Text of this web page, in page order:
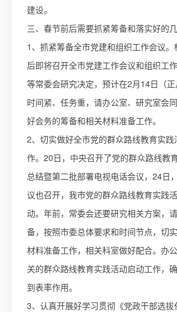
建设。
三、春节前后需要抓紧筹备和落实好的
1、抓紧筹备全市党建和组织工作会议
后即将召开全市党建工作会议和组织工
等常委会研究决定，预计在2月14日（正
时间紧、任务重，请办公室、研究室会
好会务的筹备和相关材料准备工作。
2、切实做好全市党的群众路线教育实践
作。20日，中央召开了党的群众路线教
总结暨第二批部署电视电话会议，24日
议也召开，我市党的群众路线教育实践
动。年前，常委会还要研究相关方案，
备，按照市委总体要求和时间节点，切实
材料准备工作，相关科室做好配合。办
关的群众路线教育实践活动启动工作，
到表率作用。
3、认真开展好学习贯彻《党政干部选